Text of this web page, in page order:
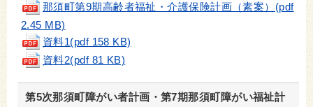
那須町第9期高齢者福祉・介護保険計画（素案）(pdf
2.45 MB)
資料1(pdf 158 KB)
資料2(pdf 81 KB)
第5次那須町障がい者計画・第7期那須町障がい福祉計